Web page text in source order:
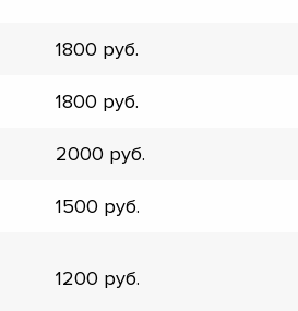
1800
1800
2000
1500
1200